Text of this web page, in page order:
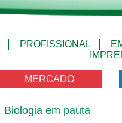
PROFISSIONAL
MERCADO
Biologia em pauta